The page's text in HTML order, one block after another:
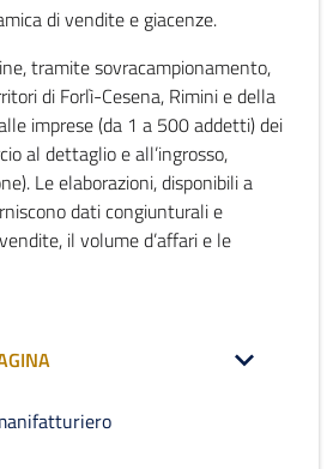
di vendite e giacenze.
tramite sovracampionamento,
di Forlì-Cesena, Rimini e della
imprese (da 1 a 500 addetti) dei
al dettaglio e all’ingrosso,
Le elaborazioni, disponibili a
dati congiunturali e
il volume d’affari e le